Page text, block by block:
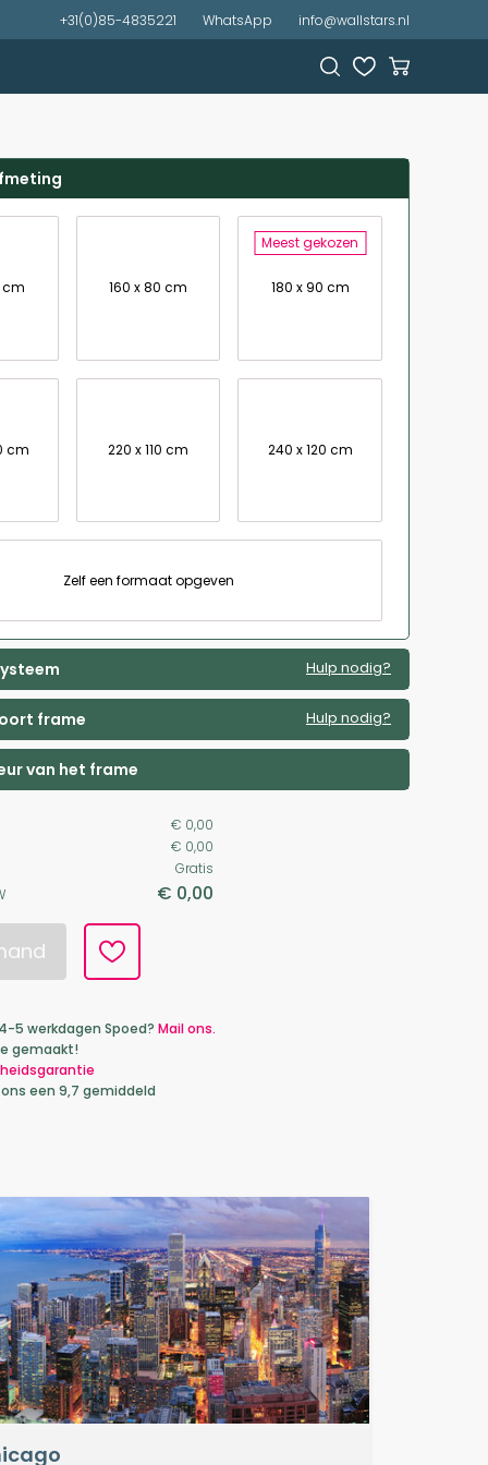
+31(0)85-4835221 WhatsApp info@wallstars.nl
cm 160 x 80 cm
Meest gekozen
180 x 90 cm
cm 220 x 110 cm 240 x 120 cm
Zelf een formaat opgeven
Hulp nodig?
frame Hulp nodig?
van het frame
€ 0,00
€ 0,00
Gratis
€ 0,00
5 werkdagen Spoed? Mail ons.
gemaakt!
een 9,7 gemiddeld